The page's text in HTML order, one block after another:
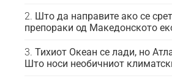
Што да направите ако се
препораки од Македонското
Тихиот Океан се лади, но
Што носи необичниот